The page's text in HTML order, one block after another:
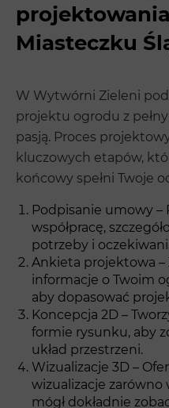
Miasteczku
W Wytwórni Zieleni
projektu ogrodu z
pasją. Proces
kluczowych etapów,
końcowy spełni Twoje
Podpisanie umowy –
współpracę,
potrzeby i
Ankieta projektowa –
informacje o Twoim
aby dopasować
Koncepcja 2D –
formie rysunku, aby
układ przestrzeni.
Wizualizacje 3D –
wizualizacje zarówno
mógł dokładnie